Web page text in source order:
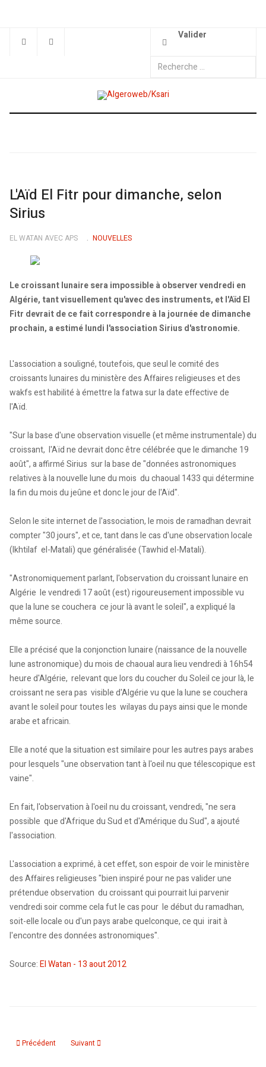
Valider
L'Aïd El Fitr pour dimanche, selon
Sirius
EL WATAN AVEC APS NOUVELLES
Le croissant lunaire sera impossible à observer vendredi en
Algérie, tant visuellement qu'avec des instruments, et l'Aïd El
Fitr devrait de ce fait correspondre à la journée de dimanche
prochain, a estimé lundi l'association Sirius d'astronomie.
L'association a souligné, toutefois, que seul le comité des
croissants lunaires du ministère des Affaires religieuses et des
wakfs est habilité à émettre la fatwa sur la date effective de
l'Aïd.
"Sur la base d'une observation visuelle (et même instrumentale) du
croissant, l'Aïd ne devrait donc être célébrée que le dimanche 19
août", a affirmé Sirius sur la base de "données astronomiques
relatives à la nouvelle lune du mois du chaoual 1433 qui détermine
la fin du mois du jeûne et donc le jour de l'Aïd".
Selon le site internet de l'association, le mois de ramadhan devrait
compter "30 jours", et ce, tant dans le cas d'une observation locale
(Ikhtilaf el-Matali) que généralisée (Tawhid el-Matali).
"Astronomiquement parlant, l'observation du croissant lunaire en
Algérie le vendredi 17 août (est) rigoureusement impossible vu
que la lune se couchera ce jour là avant le soleil", a expliqué la
même source.
Elle a précisé que la conjonction lunaire (naissance de la nouvelle
lune astronomique) du mois de chaoual aura lieu vendredi à 16h54
heure d'Algérie, relevant que lors du coucher du Soleil ce jour là, le
croissant ne sera pas visible d'Algérie vu que la lune se couchera
avant le soleil pour toutes les wilayas du pays ainsi que le monde
arabe et africain.
Elle a noté que la situation est similaire pour les autres pays arabes
pour lesquels "une observation tant à l'oeil nu que télescopique est
vaine".
En fait, l'observation à l'oeil nu du croissant, vendredi, "ne sera
possible que d'Afrique du Sud et d'Amérique du Sud", a ajouté
l'association.
L'association a exprimé, à cet effet, son espoir de voir le ministère
des Affaires religieuses "bien inspiré pour ne pas valider une
prétendue observation du croissant qui pourrait lui parvenir
vendredi soir comme cela fut le cas pour le début du ramadhan,
soit-elle locale ou d'un pays arabe quelconque, ce qui irait à
l'encontre des données astronomiques".
Source:El Watan - 13 aout 2012
Article précédent : Étude sur la discrimination à l'embauche : mieux vaut
Précédent Article suivant : Noureddine Melikechi, l'Algérien de la NASA
Suivant